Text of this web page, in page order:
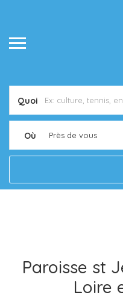
Quoi
Où Près de vous
Paroisse st
Loire